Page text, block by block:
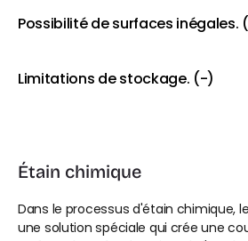
Possibilité de surfaces inégales.
Limitations de stockage. (-)
Étain chimique
Dans le processus d'étain chimique,
une solution spéciale qui crée une